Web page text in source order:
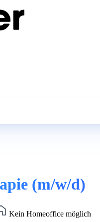
(m/w/d)
Kein Homeoffice möglich